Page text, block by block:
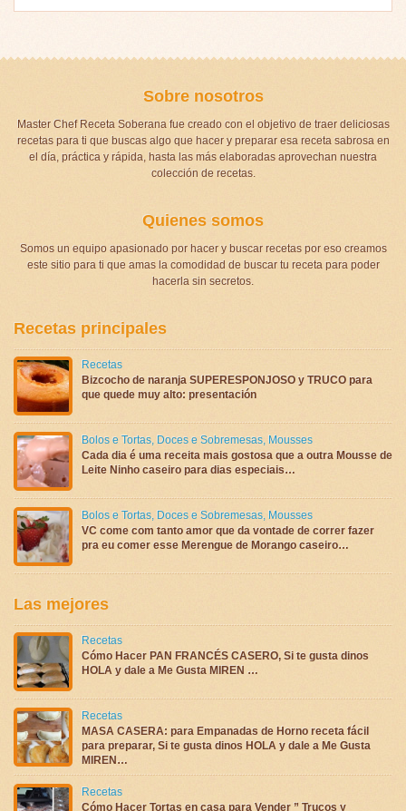
Sobre nosotros
Master Chef Receta Soberana fue creado con el objetivo de traer deliciosas
recetas para ti que buscas algo que hacer y preparar esa receta sabrosa en
el día, práctica y rápida, hasta las más elaboradas aprovechan nuestra
colección de recetas.
Quienes somos
Somos un equipo apasionado por hacer y buscar recetas por eso creamos
este sitio para ti que amas la comodidad de buscar tu receta para poder
hacerla sin secretos.
Recetas principales
Recetas
Bizcocho de naranja SUPERESPONJOSO y TRUCO para
que quede muy alto: presentación
Bolos e Tortas, Doces e Sobremesas, Mousses
Cada dia é uma receita mais gostosa que a outra Mousse de
Leite Ninho caseiro para dias especiais…
Bolos e Tortas, Doces e Sobremesas, Mousses
VC come com tanto amor que da vontade de correr fazer
pra eu comer esse Merengue de Morango caseiro…
Las mejores
Recetas
Cómo Hacer PAN FRANCÉS CASERO, Si te gusta dinos
HOLA y dale a Me Gusta MIREN …
Recetas
MASA CASERA: para Empanadas de Horno receta fácil
para preparar, Si te gusta dinos HOLA y dale a Me Gusta
MIREN…
Recetas
Cómo Hacer Tortas en casa para Vender ” Trucos y